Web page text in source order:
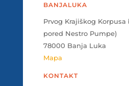
BANJALUKA
Prvog Krajiškog Korpusa
pored Nestro Pumpe)
78000 Banja Luka
Mapa
KONTAKT